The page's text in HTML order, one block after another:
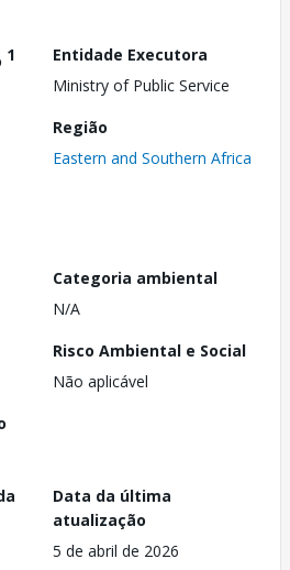
1
Entidade Executora
Ministry of Public Service
Região
Eastern and Southern Africa
Categoria ambiental
N/A
Risco Ambiental e Social
Não aplicável
Data da última
atualização
5 de abril de 2026